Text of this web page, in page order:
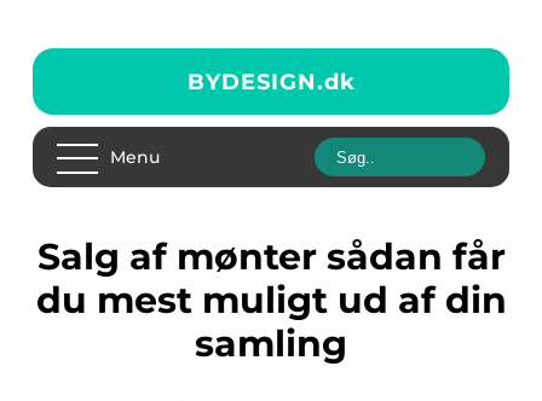
BYDESIGN.dk
Menu
Salg af mønter sådan får
du mest muligt ud af din
samling